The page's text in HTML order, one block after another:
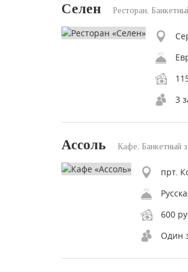
Селен Ресторан,
3
Ассоль Кафе, Банкетный
прт.
600
Один